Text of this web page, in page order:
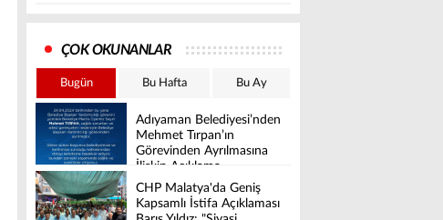
ÇOK OKUNANLAR
Bugün Bu Hafta Bu Ay
Adıyaman Belediyesi’nden
Mehmet Tırpan’ın
Görevinden Ayrılmasına
İlişkin Açıklama
CHP Malatya'da Geniş
Kapsamlı İstifa Açıklaması